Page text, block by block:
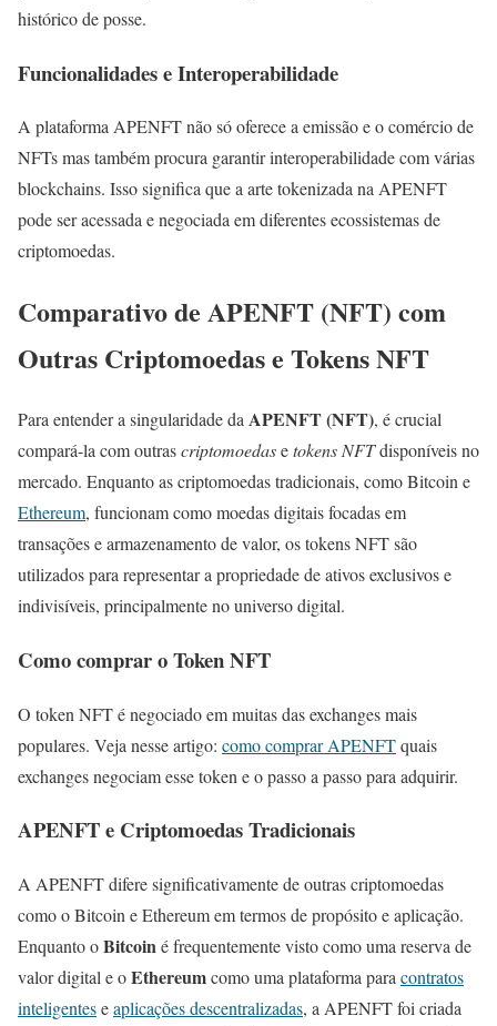
histórico de posse.
Funcionalidades e Interoperabilidade
A plataforma APENFT não só oferece a emissão e o comércio de
NFTs mas também procura garantir interoperabilidade com várias
blockchains. Isso significa que a arte tokenizada na APENFT
pode ser acessada e negociada em diferentes ecossistemas de
criptomoedas.
Comparativo de APENFT (NFT) com
Outras Criptomoedas e Tokens NFT
Para entender a singularidade da APENFT (NFT), é crucial
compará-la com outrascriptomoedasetokens NFTdisponíveis no
mercado. Enquanto as criptomoedas tradicionais, como Bitcoin e
Ethereum, funcionam como moedas digitais focadas em
transações e armazenamento de valor, os tokens NFT são
utilizados para representar a propriedade de ativos exclusivos e
indivisíveis, principalmente no universo digital.
Como comprar o Token NFT
O token NFT é negociado em muitas das exchanges mais
populares. Veja nesse artigo: como comprar APENFTquais
exchanges negociam esse token e o passo a passo para adquirir.
APENFT e Criptomoedas Tradicionais
A APENFT difere significativamente de outras criptomoedas
como o Bitcoin e Ethereum em termos de propósito e aplicação.
Enquanto oBitcoiné frequentemente visto como uma reserva de
valor digital e oEthereumcomo uma plataforma para contratos
inteligenteseaplicações descentralizadas, a APENFT foi criada